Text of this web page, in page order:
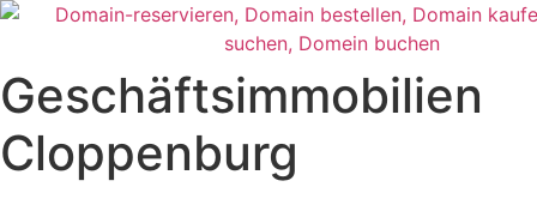
Zum
wechseln
Geschäftsimmobilien
Cloppenburg